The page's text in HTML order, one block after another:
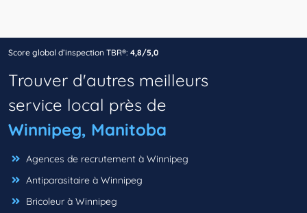
Score global d’inspection TBR®: 4,8/5,0
Trouver d'autres meilleurs
service local près de
Winnipeg, Manitoba
Agences de recrutement à Winnipeg
Antiparasitaire à Winnipeg
Bricoleur à Winnipeg